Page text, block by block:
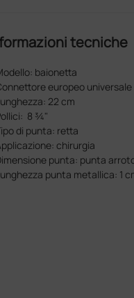
tecniche
baionetta
europeo universale
22 cm
8 ¾"
di punta: retta
chirurgia
punta: punta
punta metallica: 1